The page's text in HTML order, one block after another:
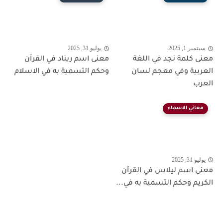
سبتمبر 1, 2025
معنى كلمة نجد في اللغة
العربية وفي معجم لسان
العرب
يوليو 31, 2025
معنى اسم ريناد في القرآن
وحكم التسمية به في الاسلام
معاني الاسماء
يوليو 31, 2025
معنى اسم ليلاس في القرآن
الكريم وحكم التسمية به في...